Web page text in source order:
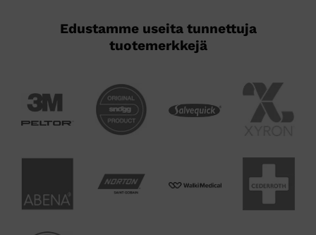
Edustamme useita tunnettuja
tuotemerkkejä